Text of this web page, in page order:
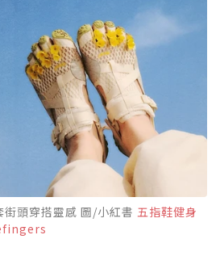
頭穿搭靈感 圖/小紅書 五指鞋健身